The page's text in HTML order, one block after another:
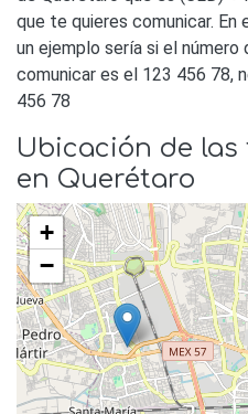
que te quieres comunicar.
un ejemplo sería si el
comunicar es el 123 456 78,
456 78
Ubicación de
en Querétaro
+
−